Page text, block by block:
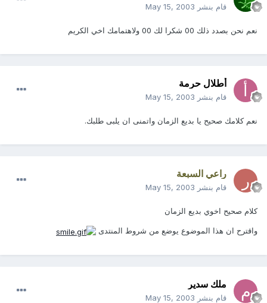
قام بنشر May 15, 2003
نعم نحن بصدد ذلك 00 شكرا لك 00 ولاهتمامك اخي الكريم
أطلال حرمة
قام بنشر May 15, 2003
نعم كلامك صحيح يا بديع الزمان واتمنى ان يلبى طلبك.
راعي السبعة
قام بنشر May 15, 2003
كلام صحيح اخوي بديع الزمان
واقترح ان هذا الموضوع يوضع من شروط المنتدى
ملك سدير
قام بنشر May 15, 2003